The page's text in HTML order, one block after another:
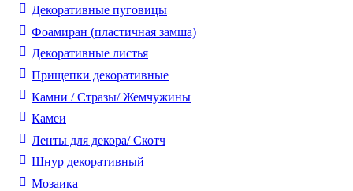
Декоративные пуговицы
Фоамиран (пластичная замша)
Декоративные листья
Прищепки декоративные
Камни / Cтразы/ Жемчужины
Камеи
Ленты для декора/ Скотч
Шнур декоративный
Мозаика